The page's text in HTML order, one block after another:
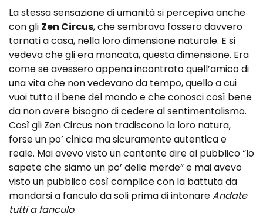
La stessa sensazione di umanità si percepiva anche
con gli Zen Circus, che sembrava fossero davvero
tornati a casa, nella loro dimensione naturale. E si
vedeva che gli era mancata, questa dimensione. Era
come se avessero appena incontrato quell’amico di
una vita che non vedevano da tempo, quello a cui
vuoi tutto il bene del mondo e che conosci così bene
da non avere bisogno di cedere al sentimentalismo.
Così gli Zen Circus non tradiscono la loro natura,
forse un po’ cinica ma sicuramente autentica e
reale. Mai avevo visto un cantante dire al pubblico “lo
sapete che siamo un po’ delle merde” e mai avevo
visto un pubblico così complice con la battuta da
mandarsi a fanculo da soli prima di intonareAndate
tutti a fanculo.